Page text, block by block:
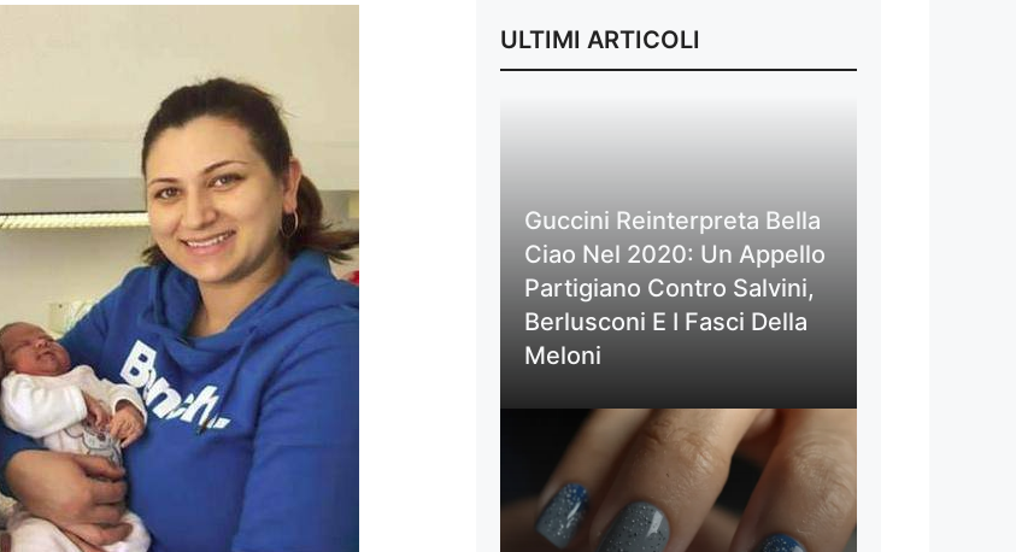
ULTIMI ARTICOLI
Guccini Reinterpreta Bella
Ciao Nel 2020: Un Appello
Partigiano Contro Salvini,
Berlusconi E I Fasci Della
Meloni